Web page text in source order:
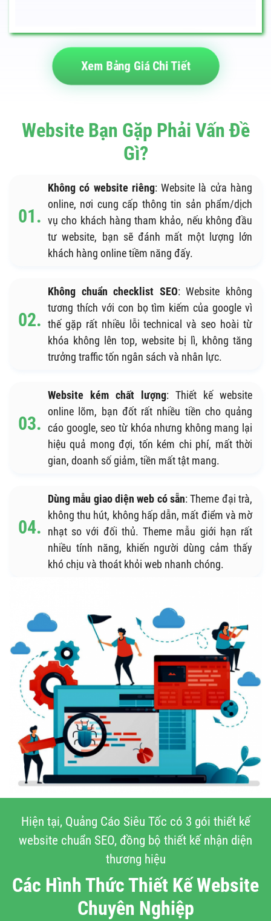
Xem Bảng Giá Chi Tiết
Website Bạn Gặp Phải Vấn Đề
Gì?
Không có website riêng: Website là cửa hàng
online, nơi cung cấp thông tin sản phẩm/dịch
vụ cho khách hàng tham khảo, nếu không đầu
tư website, bạn sẽ đánh mất một lượng lớn
khách hàng online tiềm năng đấy.
Không chuẩn checklist SEO: Website không
tương thích với con bọ tìm kiếm của google vì
thế gặp rất nhiều lỗi technical và seo hoài từ
khóa không lên top, website bị lì, không tăng
trưởng traffic tốn ngân sách và nhân lực.
Website kém chất lượng: Thiết kế website
online lõm, bạn đốt rất nhiều tiền cho quảng
cáo google, seo từ khóa nhưng không mang lại
hiệu quả mong đợi, tốn kém chi phí, mất thời
gian, doanh số giảm, tiền mất tật mang.
Dùng mẫu giao diện web có sẵn: Theme đại trà,
không thu hút, không hấp dẫn, mất điểm và mờ
nhạt so với đối thủ. Theme mẫu giới hạn rất
nhiều tính năng, khiến người dùng cảm thấy
khó chịu và thoát khỏi web nhanh chóng.
Hiện tại, Quảng Cáo Siêu Tốc có 3 gói thiết kế
website chuẩn SEO, đồng bộ thiết kế nhận diện
thương hiệu
Các Hình Thức Thiết Kế Website
Chuyên Nghiệp